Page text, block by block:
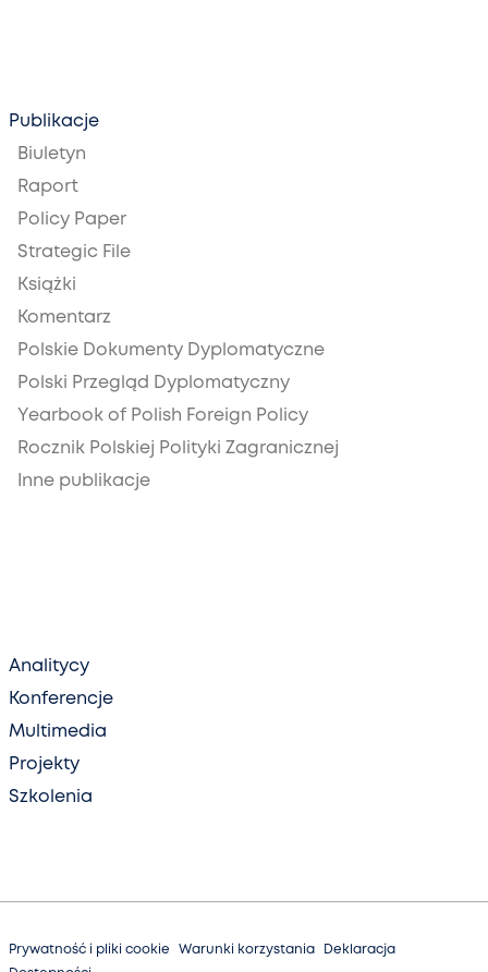
Publikacje
Biuletyn
Raport
Policy Paper
Strategic File
Książki
Komentarz
Polskie Dokumenty Dyplomatyczne
Polski Przegląd Dyplomatyczny
Yearbook of Polish Foreign Policy
Rocznik Polskiej Polityki Zagranicznej
Inne publikacje
Analitycy
Konferencje
Multimedia
Projekty
Szkolenia
Prywatność i pliki cookie Warunki korzystania
Deklaracja